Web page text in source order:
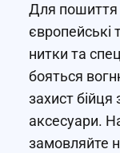
Для пошиття
європейські
нитки та
бояться
захист бійця
аксесуари.
замовляйте